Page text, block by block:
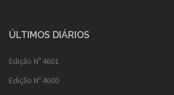
ÚLTIMOS DIÁRIOS
Edição Nº 4601
Edição Nº 4600